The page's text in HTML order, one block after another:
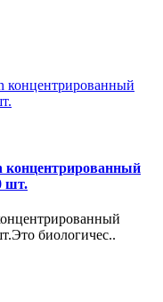
концентрированный
шт.
биологичес..